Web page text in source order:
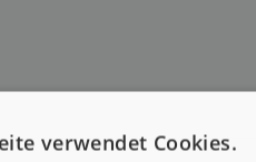
verwendet Cookies.